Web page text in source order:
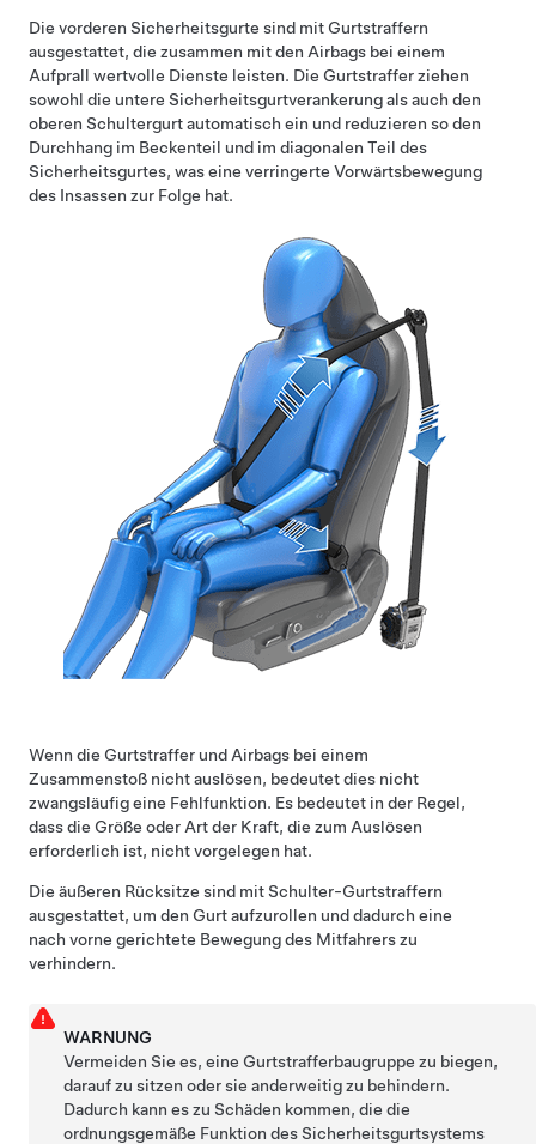
Die vorderen Sicherheitsgurte sind mit Gurtstraffern
ausgestattet, die zusammen mit den Airbags bei einem
Aufprall wertvolle Dienste leisten. Die Gurtstraffer ziehen
sowohl die untere Sicherheitsgurtverankerung als auch den
oberen Schultergurt automatisch ein und reduzieren so den
Durchhang im Beckenteil und im diagonalen Teil des
Sicherheitsgurtes, was eine verringerte Vorwärtsbewegung
des Insassen zur Folge hat.
Wenn die Gurtstraffer und Airbags bei einem
Zusammenstoß nicht auslösen, bedeutet dies nicht
zwangsläufig eine Fehlfunktion. Es bedeutet in der Regel,
dass die Größe oder Art der Kraft, die zum Auslösen
erforderlich ist, nicht vorgelegen hat.
Die äußeren Rücksitze sind mit Schulter-Gurtstraffern
ausgestattet, um den Gurt aufzurollen und dadurch eine
nach vorne gerichtete Bewegung des Mitfahrers zu
verhindern.
WARNUNG
Vermeiden Sie es, eine Gurtstrafferbaugruppe zu biegen,
darauf zu sitzen oder sie anderweitig zu behindern.
Dadurch kann es zu Schäden kommen, die die
ordnungsgemäße Funktion des Sicherheitsgurtsystems